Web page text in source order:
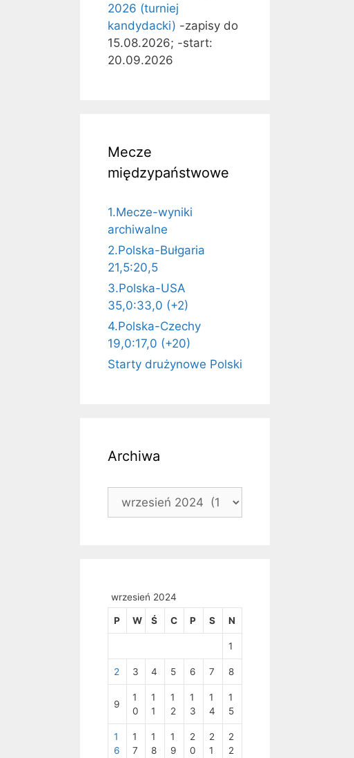
2026 (turniej
kandydacki) -zapisy do
15.08.2026; -start:
20.09.2026
Mecze
międzypaństwowe
1.Mecze-wyniki
archiwalne
2.Polska-Bułgaria
21,5:20,5
3.Polska-USA
35,0:33,0 (+2)
4.Polska-Czechy
19,0:17,0 (+20)
Starty drużynowe Polski
Archiwa
wrzesień 2024
P W Ś C P S N
1
2 3 4 5 6 7 8
9
1
0
1
1
1
2
1
3
1
4
1
5
1
6
1
7
1
8
1
9
2
0
2
1
2
2